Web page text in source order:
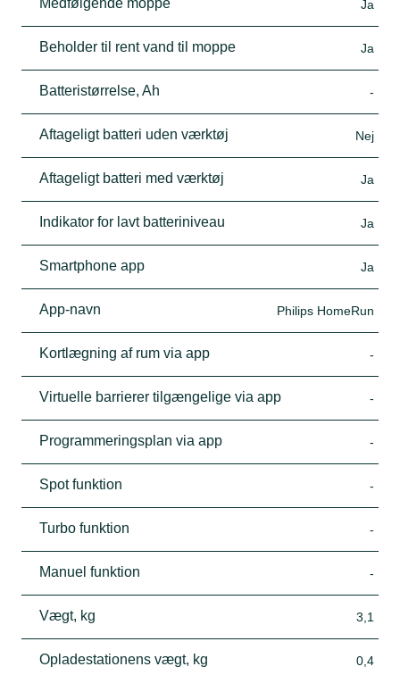
Medfølgende moppe Ja
Beholder til rent vand til moppe Ja
Batteristørrelse, Ah -
Aftageligt batteri uden værktøj Nej
Aftageligt batteri med værktøj Ja
Indikator for lavt batteriniveau Ja
Smartphone app Ja
App-navn Philips HomeRun
Kortlægning af rum via app -
Virtuelle barrierer tilgængelige via app -
Programmeringsplan via app -
Spot funktion -
Turbo funktion -
Manuel funktion -
Vægt, kg 3,1
Opladestationens vægt, kg 0,4